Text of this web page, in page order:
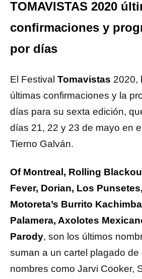
TOMAVISTAS 2020
confirmaciones y
por días
El Festival Tomavistas 2020,
últimas confirmaciones y la
días para su sexta edición,
días 21, 22 y 23 de mayo en
Tierno Galván.
Of Montreal, Rolling
Fever, Dorian, Los
Motoreta’s Burrito
Palamera, Axolotes
Parody, son los últimos
suman a un cartel plagado de
nombres como Jarvi Cooker,